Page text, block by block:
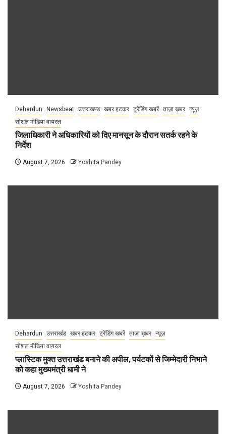
Dehardun Newsbeat उत्तराखण्ड खबर हटकर ट्रेंडिंग खबरें ताज़ा ख़बर न्यूज़
सोशल मीडिया वायरल
जिलाधिकारी ने अधिकारियों को दिए मानसून के दौरान सतर्क रहने के
निर्देश
August 7, 2026 Yoshita Pandey
Dehardun उत्तराखंड खबर हटकर ट्रेंडिंग खबरें ताज़ा ख़बर न्यूज़
सोशल मीडिया वायरल
प्लास्टिक मुक्त उत्तराखंड बनाने की अपील, पर्यटकों से जिम्मेदारी निभाने
को कहा मुख्यमंत्री धामी ने
August 7, 2026 Yoshita Pandey